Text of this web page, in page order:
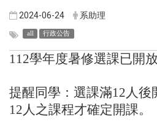
2024-06-24 系助理
all 行政公告
112學年度暑修選課已開放
提醒同學：選課滿12人後
12人之課程才確定開課。